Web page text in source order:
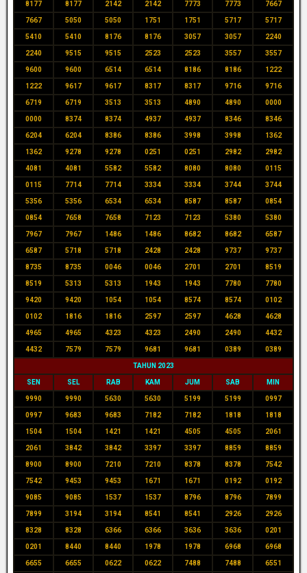
8177 8177 2142 2142 7773 7773 7667
7667 5050 5050 1751 1751 5717 5717
5410 5410 8176 8176 3057 3057 2240
2240 9515 9515 2523 2523 3557 3557
9600 9600 6514 6514 8186 8186 1222
1222 9617 9617 8317 8317 9716 9716
6719 6719 3513 3513 4890 4890 0000
0000 8374 8374 4937 4937 8346 8346
6204 6204 8386 8386 3998 3998 1362
1362 9278 9278 0251 0251 2982 2982
4081 4081 5582 5582 8080 8080 0115
0115 7714 7714 3334 3334 3744 3744
5356 5356 6534 6534 8587 8587 0854
0854 7658 7658 7123 7123 5380 5380
7967 7967 1486 1486 8682 8682 6587
6587 5718 5718 2428 2428 9737 9737
8735 8735 0046 0046 2701 2701 8519
8519 5313 5313 1943 1943 7780 7780
9420 9420 1054 1054 8574 8574 0102
0102 1816 1816 2597 2597 4628 4628
4965 4965 4323 4323 2490 2490 4432
4432 7579 7579 9681 9681 0389 0389
TAHUN 2023
SEN SEL RAB KAM JUM SAB MIN
9990 9990 5630 5630 5199 5199 0997
0997 9683 9683 7182 7182 1818 1818
1504 1504 1421 1421 4505 4505 2061
2061 3842 3842 3397 3397 8859 8859
8900 8900 7210 7210 8378 8378 7542
7542 9453 9453 1671 1671 0192 0192
9085 9085 1537 1537 8796 8796 7899
7899 3194 3194 8541 8541 2926 2926
8328 8328 6366 6366 3636 3636 0201
0201 8440 8440 1978 1978 6968 6968
6655 6655 0622 0622 7488 7488 6551